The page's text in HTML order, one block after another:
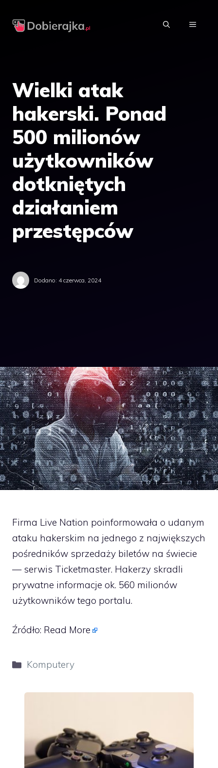
MENU
Wielki atak
hakerski. Ponad
500 milionów
użytkowników
dotkniętych
działaniem
przestępców
Dodano: 4 czerwca, 2024
Firma Live Nation poinformowała o udanym
ataku hakerskim na jednego z największych
pośredników sprzedaży biletów na świecie
— serwis Ticketmaster. Hakerzy skradli
prywatne informacje ok. 560 milionów
użytkowników tego portalu.
Źródło: Read More
Kategorie
Komputery